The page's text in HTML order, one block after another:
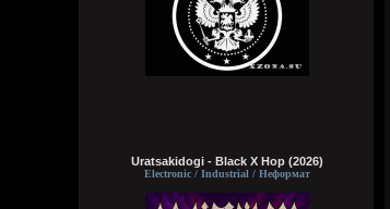
Uratsakidogi - Black X Hop (2026)
Electronic / Industrial / Неформат